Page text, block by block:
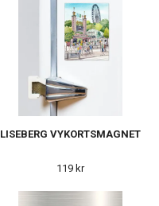
LISEBERG VYKORTSMAGNET
119 kr